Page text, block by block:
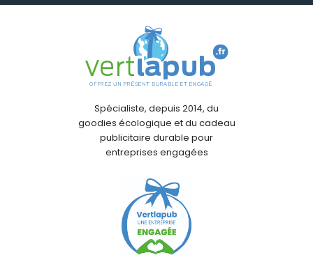
Spécialiste, depuis 2014, du
goodies écologique et du cadeau
publicitaire durable pour
entreprises engagées